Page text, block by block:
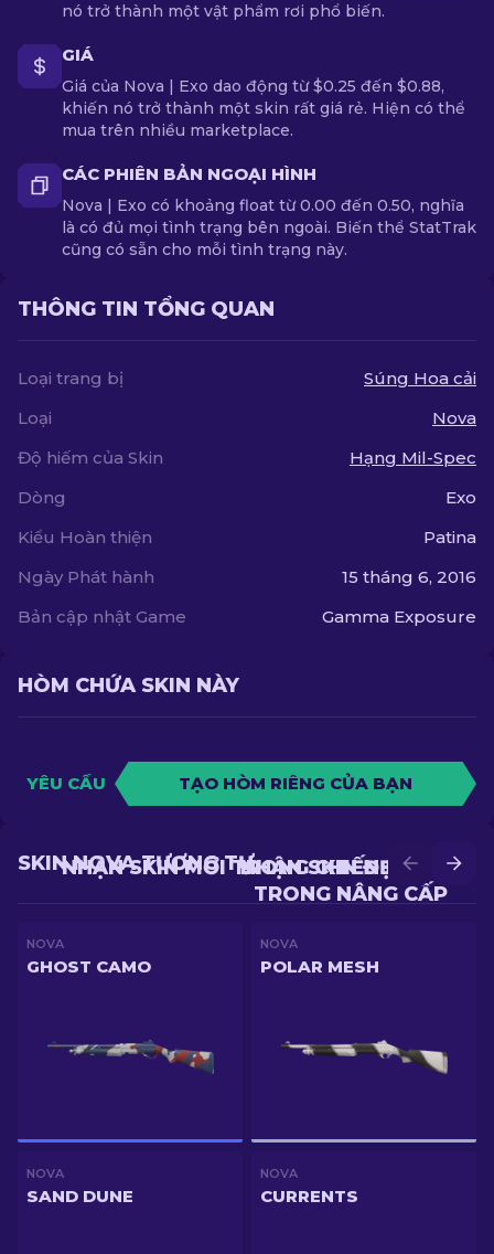
nó trở thành một vật phẩm rơi phổ biến.
GIÁ
Giá của Nova | Exo dao động từ $0.25 đến $0.88,
khiến nó trở thành một skin rất giá rẻ. Hiện có thể
mua trên nhiều marketplace.
CÁC PHIÊN BẢN NGOẠI HÌNH
Nova | Exo có khoảng float từ 0.00 đến 0.50, nghĩa
là có đủ mọi tình trạng bên ngoài. Biến thể StatTrak
cũng có sẵn cho mỗi tình trạng này.
THÔNG TIN TỔNG QUAN
Loại trang bị
Súng Hoa cải
Loại
Nova
Độ hiếm của Skin
Hạng Mil-Spec
Dòng
Exo
Kiểu Hoàn thiện
Patina
Ngày Phát hành
15 tháng 6, 2016
Bản cập nhật Game
Gamma Exposure
HÒM CHỨA SKIN NÀY
YÊU CẦU TẠO HÒM RIÊNG CỦA BẠN
NHẬN SKIN ĐẸP HƠN
TRONG NÂNG CẤP
NHẬN SKIN MỚI TRONG CHIẾN ĐẤU
SKIN NOVA TƯƠNG TỰ
NOVA
GHOST CAMO
NOVA
POLAR MESH
NOVA
SAND DUNE
NOVA
CURRENTS